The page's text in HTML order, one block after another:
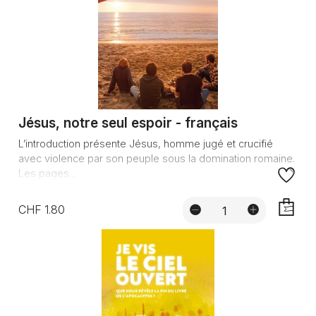
Jésus, notre seul espoir - français
L’introduction présente Jésus, homme jugé et crucifié
avec violence par son peuple sous la domination romaine.
Les pages...
CHF 1.80